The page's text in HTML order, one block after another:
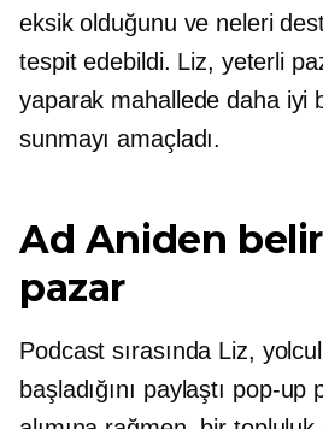
eksik olduğunu ve neleri
tespit edebildi. Liz, yeterli
yaparak mahallede daha iyi
sunmayı amaçladı.
Ad Aniden
pazar
Podcast sırasında Liz,
başladığını paylaştı pop-up